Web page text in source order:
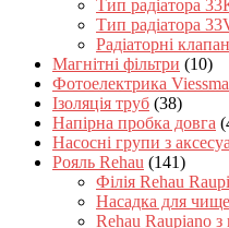
Тип радіатора
Тип радіатора
Радіаторні
Магнітні фільтри (10)
Фотоелектрика
Ізоляція труб (38)
Напірна пробка довга
Насосні групи з
Рояль Rehau (141)
Філія Rehau
Насадка для
Rehau Raupiano